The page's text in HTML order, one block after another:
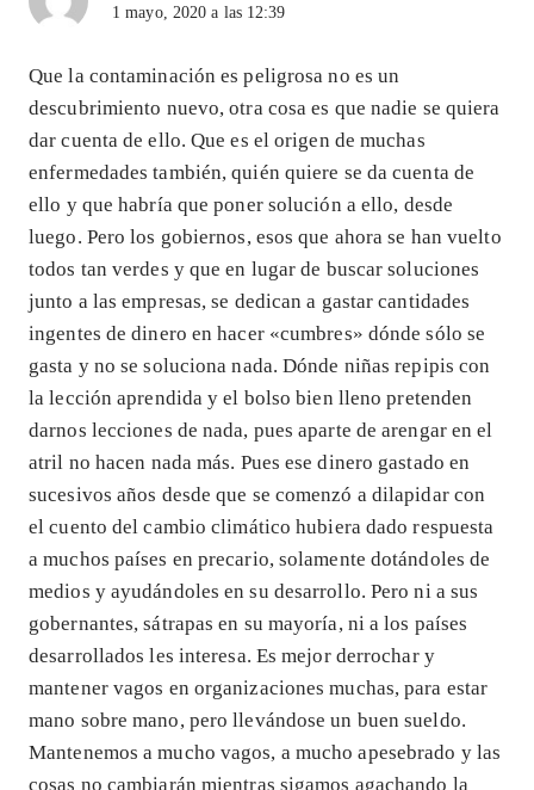
1 mayo, 2020 a las 12:39
Que la contaminación es peligrosa no es un
descubrimiento nuevo, otra cosa es que nadie se quiera
dar cuenta de ello. Que es el origen de muchas
enfermedades también, quién quiere se da cuenta de
ello y que habría que poner solución a ello, desde
luego. Pero los gobiernos, esos que ahora se han vuelto
todos tan verdes y que en lugar de buscar soluciones
junto a las empresas, se dedican a gastar cantidades
ingentes de dinero en hacer «cumbres» dónde sólo se
gasta y no se soluciona nada. Dónde niñas repipis con
la lección aprendida y el bolso bien lleno pretenden
darnos lecciones de nada, pues aparte de arengar en el
atril no hacen nada más. Pues ese dinero gastado en
sucesivos años desde que se comenzó a dilapidar con
el cuento del cambio climático hubiera dado respuesta
a muchos países en precario, solamente dotándoles de
medios y ayudándoles en su desarrollo. Pero ni a sus
gobernantes, sátrapas en su mayoría, ni a los países
desarrollados les interesa. Es mejor derrochar y
mantener vagos en organizaciones muchas, para estar
mano sobre mano, pero llevándose un buen sueldo.
Mantenemos a mucho vagos, a mucho apesebrado y las
cosas no cambiarán mientras sigamos agachando la